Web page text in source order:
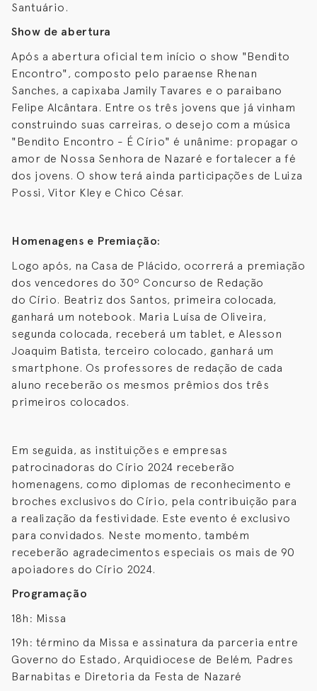
Santuário.
Show de abertura
Após a abertura oficial tem início o show "Bendito
Encontro", composto pelo paraense Rhenan
Sanches, a capixaba Jamily Tavares e o paraibano
Felipe Alcântara. Entre os três jovens que já vinham
construindo suas carreiras, o desejo com a música
"Bendito Encontro - É Círio" é unânime: propagar o
amor de Nossa Senhora de Nazaré e fortalecer a fé
dos jovens. O show terá ainda participações de Luiza
Possi, Vitor Kley e Chico César.
Homenagens e Premiação:
Logo após, na Casa de Plácido, ocorrerá a premiação
dos vencedores do 30º Concurso de Redação
do Círio. Beatriz dos Santos, primeira colocada,
ganhará um notebook. Maria Luísa de Oliveira,
segunda colocada, receberá um tablet, e Alesson
Joaquim Batista, terceiro colocado, ganhará um
smartphone. Os professores de redação de cada
aluno receberão os mesmos prêmios dos três
primeiros colocados.
Em seguida, as instituições e empresas
patrocinadoras do Círio 2024 receberão
homenagens, como diplomas de reconhecimento e
broches exclusivos do Círio, pela contribuição para
a realização da festividade. Este evento é exclusivo
para convidados. Neste momento, também
receberão agradecimentos especiais os mais de 90
apoiadores do Círio 2024.
Programação
18h: Missa
19h: término da Missa e assinatura da parceria entre
Governo do Estado, Arquidiocese de Belém, Padres
Barnabitas e Diretoria da Festa de Nazaré